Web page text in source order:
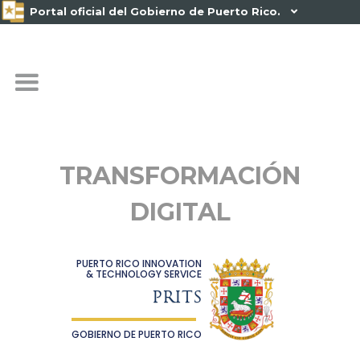
Portal oficial del Gobierno de Puerto Rico. 
TRANSFORMACIÓN
DIGITAL
PUERTO RICO INNOVATION
& TECHNOLOGY SERVICE
PRITS
GOBIERNO DE PUERTO RICO